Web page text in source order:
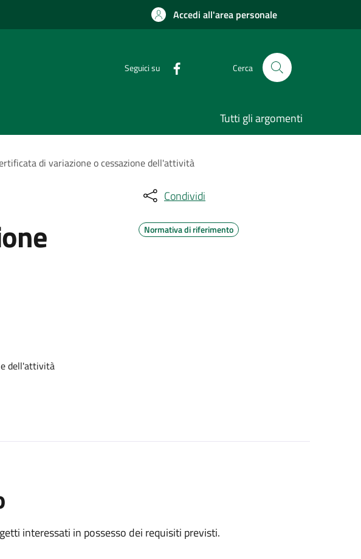
Accedi all'area personale
Seguici su Cerca
Tutti gli argomenti
di variazione o cessazione dell'attività
dell'attività
Condividi
Normativa di riferimento
interessati in possesso dei requisiti previsti.